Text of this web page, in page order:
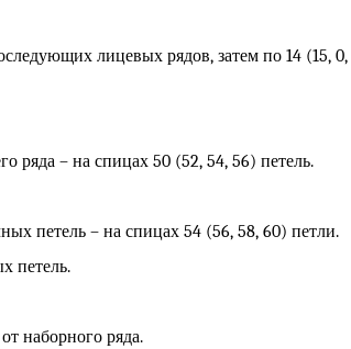
лицевых рядов, затем по 14 (15,
ряда – на спицах 50 (52, 54, 56) петель.
петель – на спицах 54 (56, 58, 60) петли.
петель.
наборного ряда.